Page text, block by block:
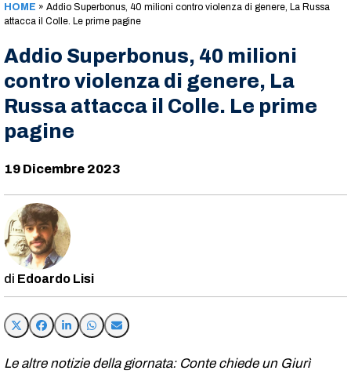
HOME » Addio Superbonus, 40 milioni contro violenza di genere, La Russa
attacca il Colle. Le prime pagine
Addio Superbonus, 40 milioni
contro violenza di genere, La
Russa attacca il Colle. Le prime
pagine
19 Dicembre 2023
Edoardo Lisi
Le altre notizie della giornata: Conte chiede un Giurì